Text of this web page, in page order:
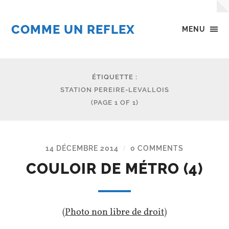
MENU
COMME UN REFLEX
ÉTIQUETTE :
STATION PEREIRE-LEVALLOIS
(PAGE 1 OF 1)
14 DÉCEMBRE 2014 / 0 COMMENTS
COULOIR DE MÉTRO (4)
(Photo non libre de droit)